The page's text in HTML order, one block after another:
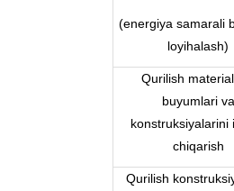
(energiya samarali
loyihalash)
Qurilish
buyumlari va
konstruksiyalarini
chiqarish
Qurilish